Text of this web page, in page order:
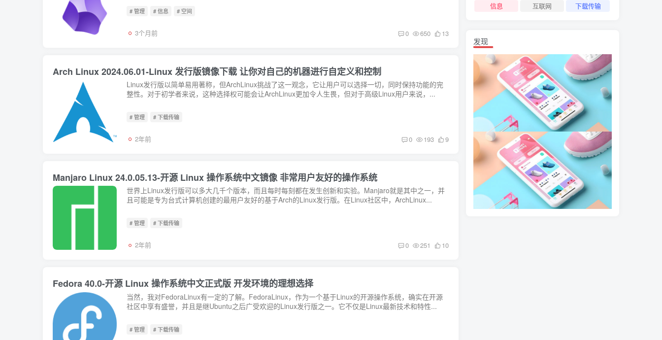
# 管理 # 信息 # 空间
3个月前 0 650 13
Arch Linux 2024.06.01-Linux 发行版镜像下载 让你对自己的机器进行自定义和控制
Linux发行版以简单易用著称，但ArchLinux挑战了这一观念，它让用户可以选择一切，同时保持功能的完
整性。对于初学者来说，这种选择权可能会让ArchLinux更加令人生畏，但对于高级Linux用户来说，...
# 管理 # 下载传输
2年前 0 193 9
Manjaro Linux 24.0.05.13-开源 Linux 操作系统中文镜像 非常用户友好的操作系统
世界上Linux发行版可以多大几千个版本，而且每时每刻都在发生创新和实验。Manjaro就是其中之一，并
且可能是专为台式计算机创建的最用户友好的基于Arch的Linux发行版。在Linux社区中，ArchLinux...
# 管理 # 下载传输
2年前 0 251 10
Fedora 40.0-开源 Linux 操作系统中文正式版 开发环境的理想选择
当然，我对FedoraLinux有一定的了解。FedoraLinux，作为一个基于Linux的开源操作系统，确实在开源
社区中享有盛誉，并且是继Ubuntu之后广受欢迎的Linux发行版之一。它不仅是Linux最新技术和特性...
# 管理 # 下载传输
信息
互联网 下载传输
发现